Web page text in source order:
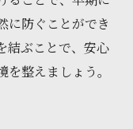
に防ぐことができ
結ぶことで、安心
整えましょう。